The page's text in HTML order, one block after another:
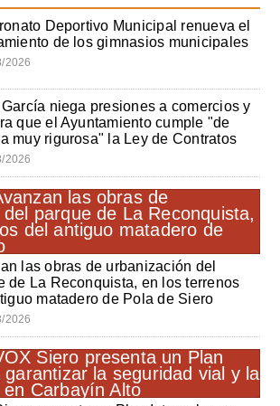
Deportivo Municipal renueva el
de los gimnasios municipales
2026
niega presiones a comercios y
que el Ayuntamiento cumple "de
muy rigurosa" la Ley de Contratos
2026
las obras de urbanización del
de La Reconquista, en los terrenos
matadero de Pola de Siero
2026